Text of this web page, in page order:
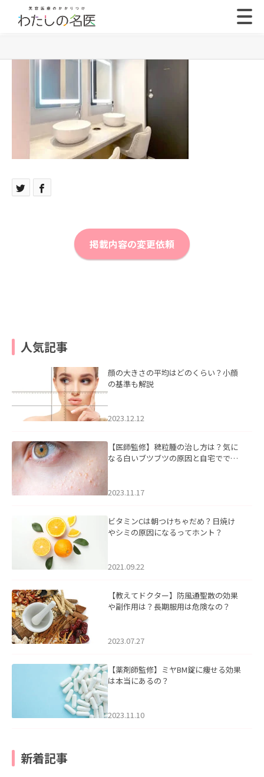
掲載内容の変更依頼
人気記事
顔の大きさの平均はどのくらい？小顔
の基準も解説
2023.12.12
【医師監修】稗粒腫の治し方は？気に
なる白いブツブツの原因と自宅ででき
2023.11.17
ビタミンCは朝つけちゃだめ？日焼け
やシミの原因になるってホント？
2021.09.22
【教えてドクター】防風通聖散の効果
や副作用は？長期服用は危険なの？
2023.07.27
【薬剤師監修】ミヤBM錠に痩せる効果
は本当にあるの？
2023.11.10
新着記事